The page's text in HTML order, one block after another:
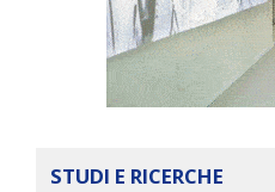
STUDI E RICERCHE